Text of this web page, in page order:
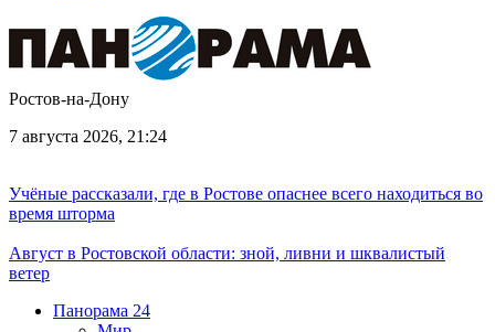
Ростов-на-Дону
7 августа 2026, 21:24
Учёные рассказали, где в Ростове опаснее всего находиться во
время шторма
Август в Ростовской области: зной, ливни и шквалистый
ветер
Панорама 24